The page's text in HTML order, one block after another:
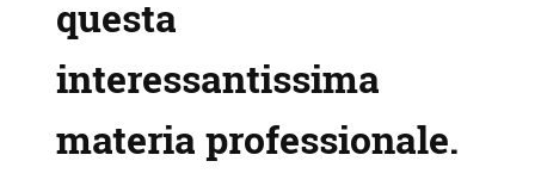
questa
interessantissima
materia professionale.